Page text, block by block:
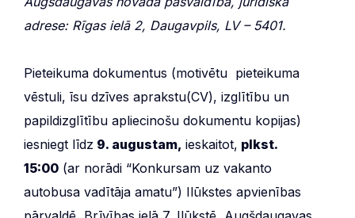
adrese: Rīgas ielā 2, Daugavpils, LV – 5401.
Pieteikuma dokumentus (motivētu pieteikuma
vēstuli, īsu dzīves aprakstu(CV), izglītību un
papildizglītību apliecinošu dokumentu kopijas)
iesniegt līdz 9. augustam, ieskaitot, plkst.
15:00 (ar norādi “Konkursam uz vakanto
autobusa vadītāja amatu”) Ilūkstes apvienības